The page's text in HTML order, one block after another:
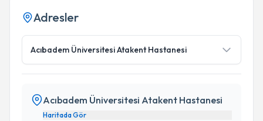
Adresler
Acıbadem Üniversitesi Atakent Hastanesi
Acıbadem Üniversitesi Atakent Hastanesi
Haritada Gör